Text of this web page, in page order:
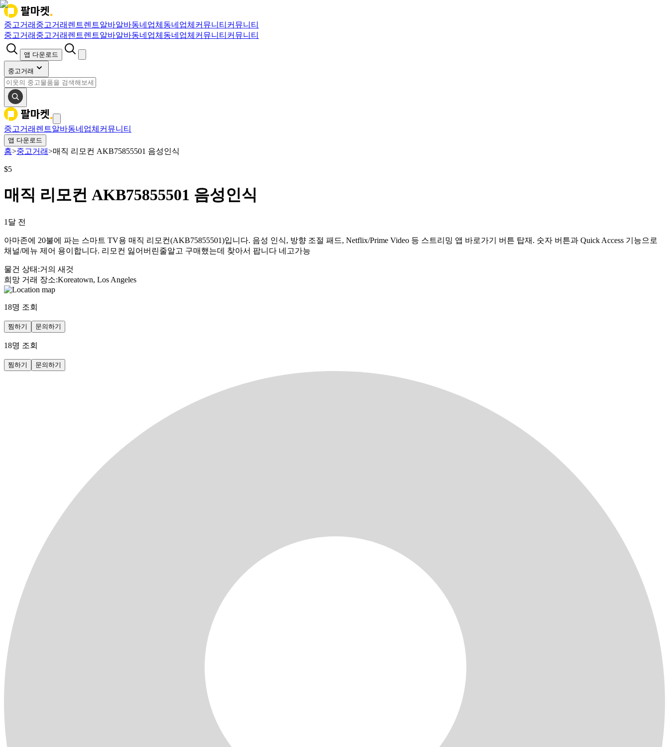
중고거래 중고거래 렌트렌트알바알바동네업체 동네업체 커뮤니티 커뮤니티
중고거래 중고거래 렌트렌트알바알바동네업체 동네업체 커뮤니티 커뮤니티
앱 다운로드
중고거래
중고거래 렌트알바동네업체 커뮤니티
앱 다운로드
홈>중고거래>매직 리모컨 AKB75855501 음성인식
$5
매직 리모컨 AKB75855501 음성인식
1달 전
아마존에 20불에 파는 스마트 TV용 매직 리모컨(AKB75855501)입니다. 음성 인식, 방향 조절 패드, Netflix/Prime Video 등 스트리밍 앱 바로가기 버튼 탑재. 숫자 버튼과 Quick Access 기능으로
채널/메뉴 제어 용이합니다. 리모컨 잃어버린줄알고 구매했는데 찾아서 팝니다 네고가능
물건 상태 :거의 새것
희망 거래 장소:Koreatown, Los Angeles
18명 조회
찜하기 문의하기
18명 조회
찜하기 문의하기